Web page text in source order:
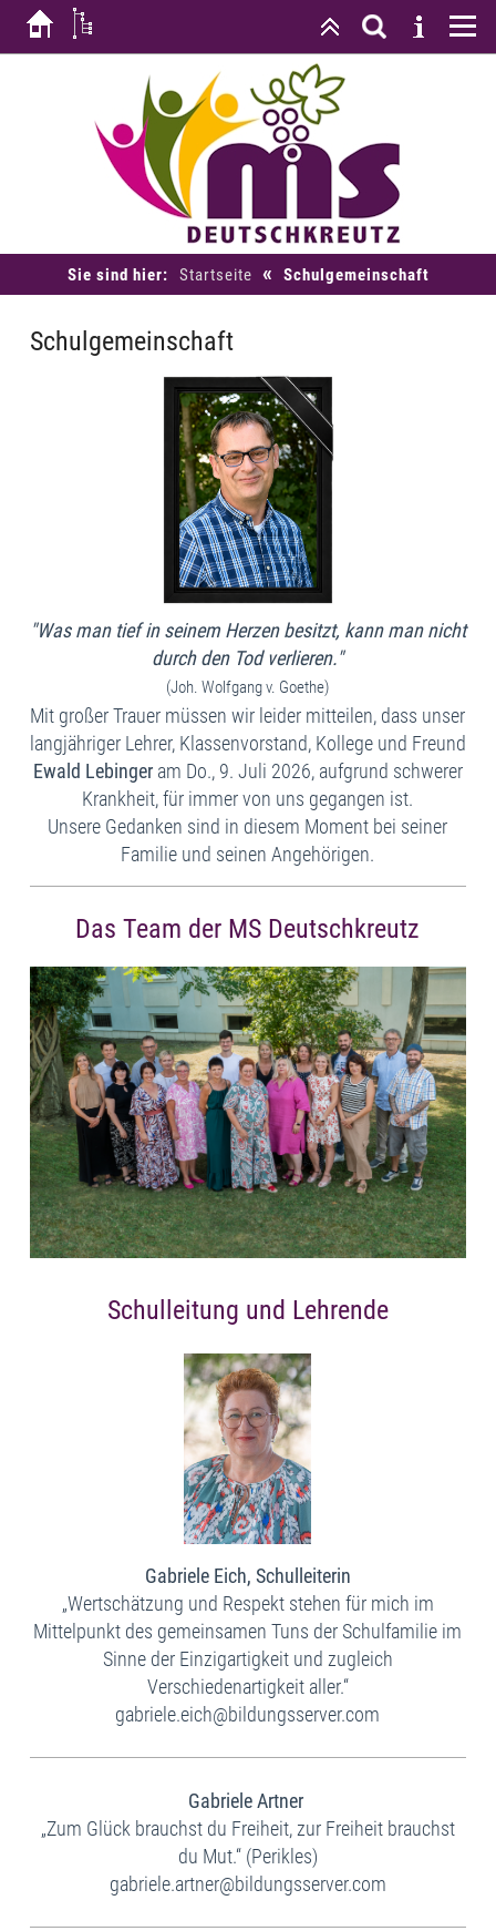
Sie sind hier: Startseite « Schulgemeinschaft
Schulgemeinschaft
"Was man tief in seinem Herzen besitzt, kann man nicht
durch den Tod verlieren."
(Joh. Wolfgang v. Goethe)
Mit großer Trauer müssen wir leider mitteilen, dass unser
langjähriger Lehrer, Klassenvorstand, Kollege und Freund
Ewald Lebingeram Do., 9. Juli 2026, aufgrund schwerer
Krankheit, für immer von uns gegangen ist.
Unsere Gedanken sind in diesem Moment bei seiner
Familie und seinen Angehörigen.
Das Team der MS Deutschkreutz
Schulleitung und Lehrende
Gabriele Eich, Schulleiterin
„Wertschätzung und Respekt stehen für mich im
Mittelpunkt des gemeinsamen Tuns der Schulfamilie im
Sinne der Einzigartigkeit und zugleich
Verschiedenartigkeit aller.“​
gabriele.eich@bildungsserver.com
Gabriele Artner
„Zum Glück brauchst du Freiheit, zur Freiheit brauchst
du Mut.“ (Perikles)
gabriele.artner@bildungsserver.com